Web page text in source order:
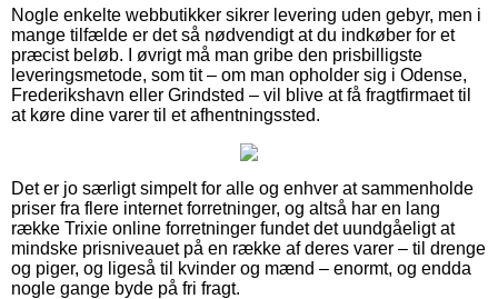
Nogle enkelte webbutikker sikrer levering uden gebyr, men i
mange tilfælde er det så nødvendigt at du indkøber for et
præcist beløb. I øvrigt må man gribe den prisbilligste
leveringsmetode, som tit – om man opholder sig i Odense,
Frederikshavn eller Grindsted – vil blive at få fragtfirmaet til
at køre dine varer til et afhentningssted.
Det er jo særligt simpelt for alle og enhver at sammenholde
priser fra flere internet forretninger, og altså har en lang
række Trixie online forretninger fundet det uundgåeligt at
mindske prisniveauet på en række af deres varer – til drenge
og piger, og ligeså til kvinder og mænd – enormt, og endda
nogle gange byde på fri fragt.